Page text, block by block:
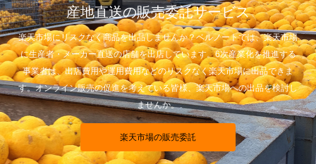
産地直送の販売委託サービス
楽天市場にリスクなく商品を出品しませんか？ベルノートでは、楽天市場
に生産者・メーカー直送の店舗を出店しています。6次産業化を推進する
事業者は、出店費用や運用費用などのリスクなく楽天市場に出品できま
す。オンライン販売の促進を考えている皆様、楽天市場への出品を検討し
ませんか。
楽天市場の販売委託